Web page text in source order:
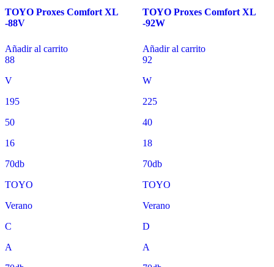
TOYO Proxes Comfort XL
-88V
Añadir al carrito
88
V
195
50
16
70db
TOYO
Verano
C
A
TOYO Proxes Comfort XL
-92W
Añadir al carrito
92
W
225
40
18
70db
TOYO
Verano
D
A